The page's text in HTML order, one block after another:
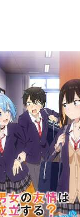
が今、始まります――